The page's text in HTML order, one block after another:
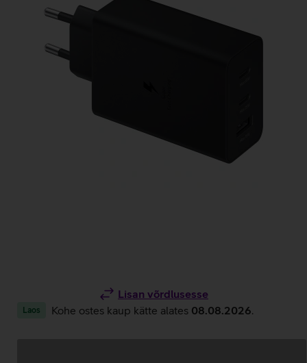
Lisan võrdlusesse
Laos Kohe ostes kaup kätte alates 08.08.2026